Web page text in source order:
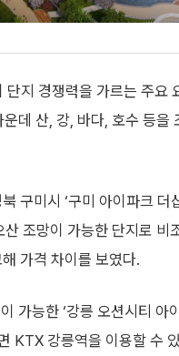
지 경쟁력을 가르는 주요
데 산, 강, 바다, 호수 등
구미시 ‘구미 아이파크 더
조망이 가능한 단지로 비
가격 차이를 보였다.
가능한 ‘강릉 오션시티 아
KTX 강릉역을 이용할 수